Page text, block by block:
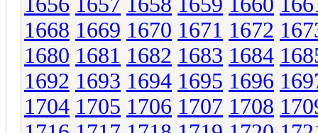
1668 1669 1670 1671 1672
1680 1681 1682 1683 1684
1692 1693 1694 1695 1696
1704 1705 1706 1707 1708